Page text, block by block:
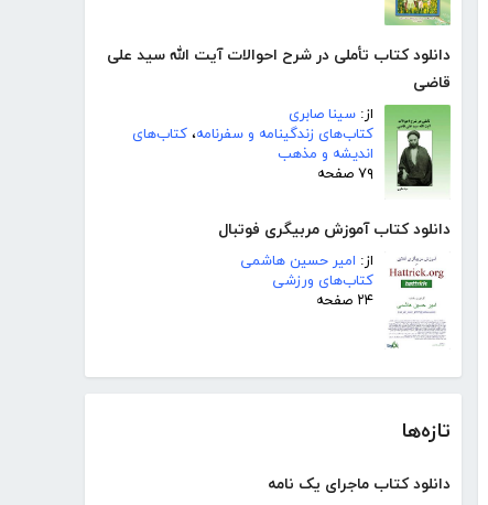
دانلود کتاب تأملی در شرح احوالات آیت الله سید علی
قاضی
از: سینا صابری
کتاب‌های زندگینامه و سفرنامه، کتاب‌های
اندیشه و مذهب
۷۹ صفحه
دانلود کتاب آموزش مربیگری فوتبال
از: امیر حسین هاشمی
کتاب‌های ورزشی
۲۴ صفحه
تازه‌ها
دانلود کتاب ماجرای یک نامه